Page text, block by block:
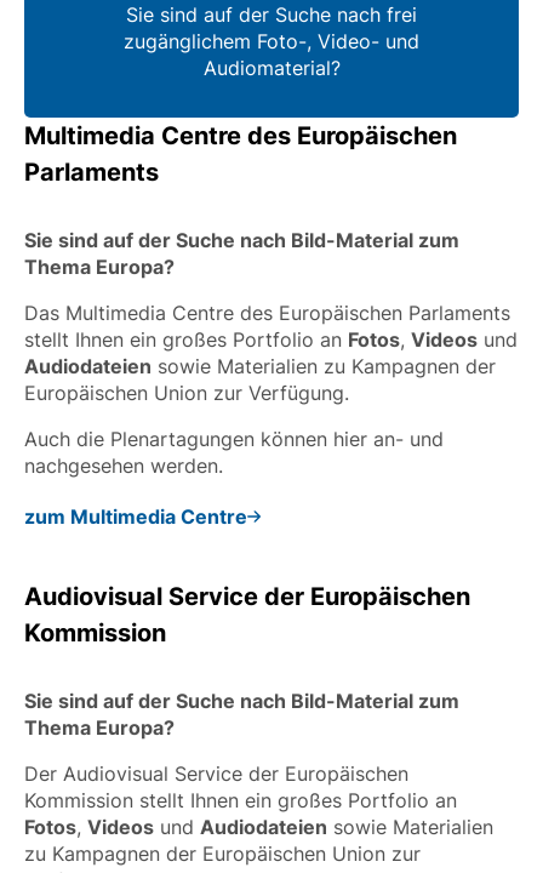
Sie sind auf der Suche nach frei
zugänglichem Foto-, Video- und
Audiomaterial?
Multimedia Centre des Europäischen
Parlaments
Sie sind auf der Suche nach Bild-Material zum
Thema Europa?
Das Multimedia Centre des Europäischen Parlaments
stellt Ihnen ein großes Portfolio an Fotos, Videos und
Audiodateien sowie Materialien zu Kampagnen der
Europäischen Union zur Verfügung.
Auch die Plenartagungen können hier an- und
nachgesehen werden.
zum Multimedia Centre
Audiovisual Service der Europäischen
Kommission
Sie sind auf der Suche nach Bild-Material zum
Thema Europa?
Der Audiovisual Service der Europäischen
Kommission stellt Ihnen ein großes Portfolio an
Fotos, Videos und Audiodateien sowie Materialien
zu Kampagnen der Europäischen Union zur